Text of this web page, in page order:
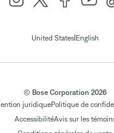
United States| English
© Bose Corporation 2026
juridiquePolitique de
AccessibilitéAvis sur les